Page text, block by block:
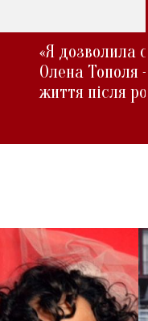
«Я дозволила
Олена Тополя
життя після